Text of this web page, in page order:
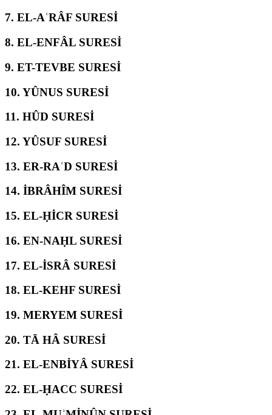
7. EL-AʿRÂF SURESİ
8. EL-ENFÂL SURESİ
9. ET-TEVBE SURESİ
10. YÛNUS SURESİ
11. HÛD SURESİ
12. YÛSUF SURESİ
13. ER-RAʿD SURESİ
14. İBRÂHÎM SURESİ
15. EL-ḤİCR SURESİ
16. EN-NAḤL SURESİ
17. EL-İSRÂ SURESİ
18. EL-KEHF SURESİ
19. MERYEM SURESİ
20. TĀ HÂ SURESİ
21. EL-ENBİYÂ SURESİ
22. EL-ḤACC SURESİ